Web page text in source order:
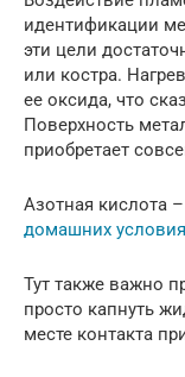
идентификации
эти цели
или костра.
ее оксида, что
Поверхность
приобретает
Азотная кислота
домашних
Тут также важно
просто капнуть
месте контакта